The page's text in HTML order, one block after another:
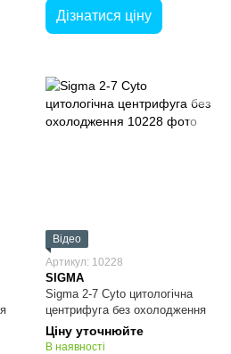
Дізнатися ціну
Відео
Артикул: 10228
SIGMA
Sigma 2-7 Cyto цитологічна
центрифуга без охолодження
Ціну уточнюйте
В наявності